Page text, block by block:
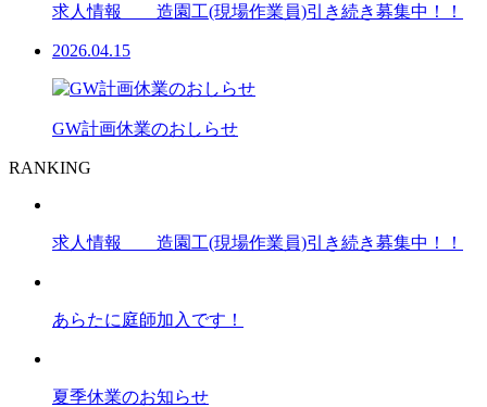
求人情報 造園工(現場作業員)引き続き募集中！！
2026.04.15
GW計画休業のおしらせ
RANKING
求人情報 造園工(現場作業員)引き続き募集中！！
あらたに庭師加入です！
夏季休業のお知らせ